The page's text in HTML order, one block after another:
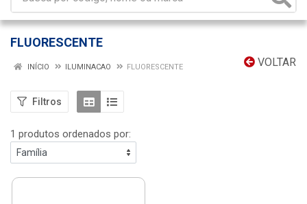
FLUORESCENTE
VOLTAR
INÍCIO ILUMINACAO FLUORESCENTE
Filtros
1 produtos ordenados por: